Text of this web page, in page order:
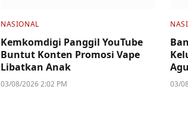
NASIONAL
Kemkomdigi Panggil YouTube
Buntut Konten Promosi Vape
Libatkan Anak
03/08/2026 2:02 PM 03/